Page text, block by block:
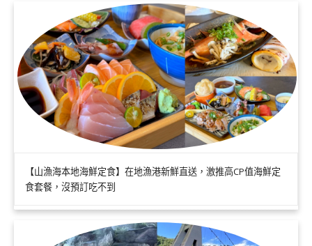
【山漁海本地海鮮定食】在地漁港新鮮直送，激推高CP值海鮮定
食套餐，沒預訂吃不到